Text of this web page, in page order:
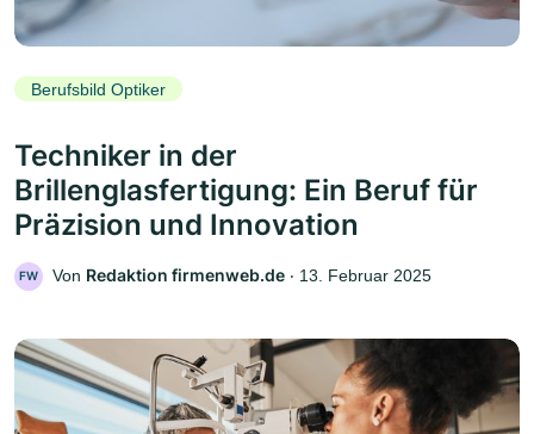
Berufsbild Optiker
Techniker in der
Brillenglasfertigung: Ein Beruf für
Präzision und Innovation
FW Von Redaktion firmenweb.de ‧ 13. Februar 2025